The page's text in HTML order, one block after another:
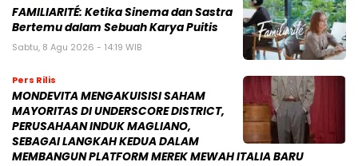
FAMILIARITÉ: Ketika Sinema dan Sastra
Bertemu dalam Sebuah Karya Puitis
Sabtu, 8 Agu 2026 - 14:19 WIB
Pers Rilis
MONDEVITA MENGAKUISISI SAHAM
MAYORITAS DI UNDERSCORE DISTRICT,
PERUSAHAAN INDUK MAGLIANO,
SEBAGAI LANGKAH KEDUA DALAM
MEMBANGUN PLATFORM MEREK MEWAH ITALIA BARU